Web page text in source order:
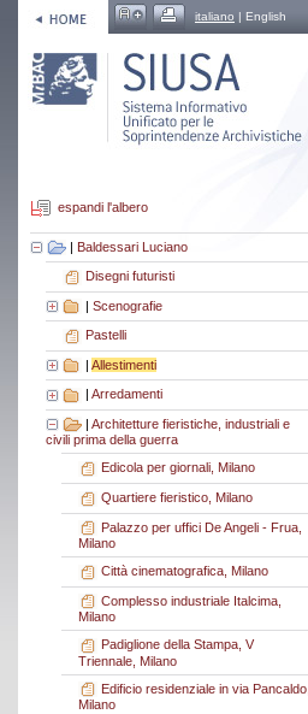
italiano | English
espandi l'albero
| Baldessari Luciano
Disegni futuristi
| Scenografie
Pastelli
| Allestimenti
Arredamenti
| Architetture fieristiche, industriali e
civili prima della guerra
Edicola per giornali, Milano
Quartiere fieristico, Milano
Palazzo per uffici De Angeli - Frua,
Milano
Città cinematografica, Milano
Complesso industriale Italcima,
Milano
Padiglione della Stampa, V
Triennale, Milano
Edificio residenziale in via Pancaldo,
Milano